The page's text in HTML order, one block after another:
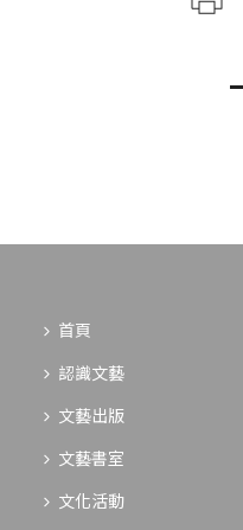
首頁
認識文藝
文藝出版
文藝書室
文化活動